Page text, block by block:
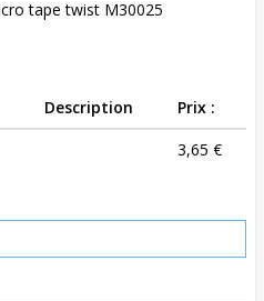
tape twist M30025
Description
Prix :
3,65 €